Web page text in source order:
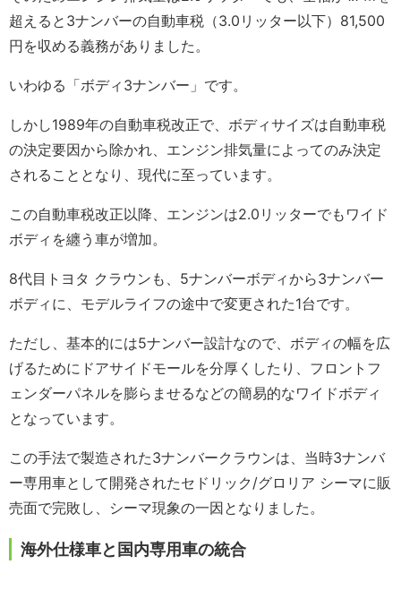
超えると3ナンバーの自動車税（3.0リッター以下）81,500
円を収める義務がありました。
いわゆる「ボディ3ナンバー」です。
しかし1989年の自動車税改正で、ボディサイズは自動車税
の決定要因から除かれ、エンジン排気量によってのみ決定
されることとなり、現代に至っています。
この自動車税改正以降、エンジンは2.0リッターでもワイド
ボディを纏う車が増加。
8代目トヨタ クラウンも、5ナンバーボディから3ナンバー
ボディに、モデルライフの途中で変更された1台です。
ただし、基本的には5ナンバー設計なので、ボディの幅を広
げるためにドアサイドモールを分厚くしたり、フロントフ
ェンダーパネルを膨らませるなどの簡易的なワイドボディ
となっています。
この手法で製造された3ナンバークラウンは、当時3ナンバ
ー専用車として開発されたセドリック/グロリア シーマに販
売面で完敗し、シーマ現象の一因となりました。
海外仕様車と国内専用車の統合